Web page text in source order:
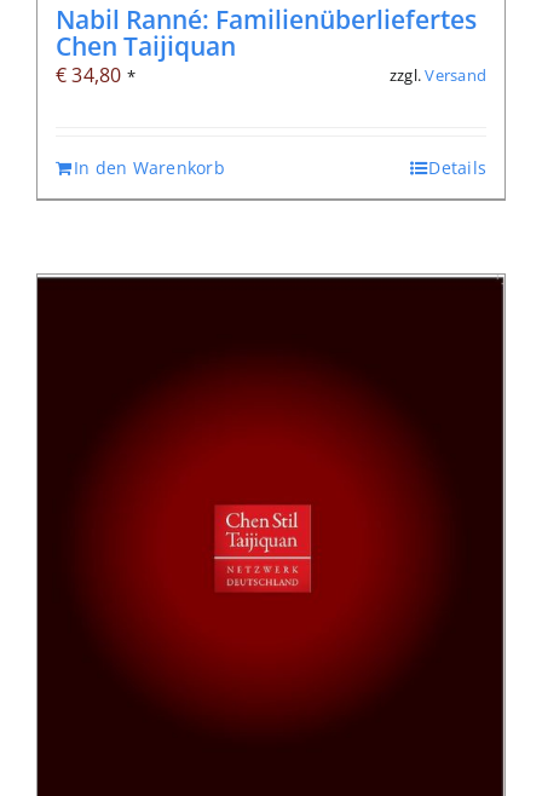
Nabil Ranné: Familienüberliefertes
Chen Taijiquan
€34,80 * zzgl.Versand
In den Warenkorb Details